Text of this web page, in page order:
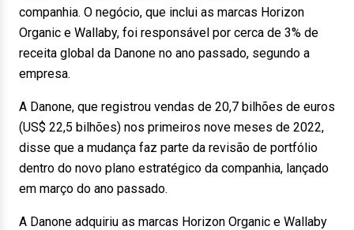
companhia. O negócio, que inclui as marcas Horizon
Organic e Wallaby, foi responsável por cerca de 3% de
receita global da Danone no ano passado, segundo a
empresa.
A Danone, que registrou vendas de 20,7 bilhões de euros
(US$ 22,5 bilhões) nos primeiros nove meses de 2022,
disse que a mudança faz parte da revisão de portfólio
dentro do novo plano estratégico da companhia, lançado
em março do ano passado.
A Danone adquiriu as marcas Horizon Organic e Wallaby